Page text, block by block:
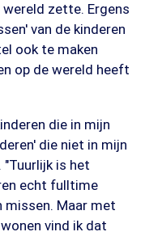
wereld zette. Ergens
van de kinderen
ook te maken
op de wereld heeft
die in mijn
die niet in mijn
"Tuurlijk is het
echt fulltime
missen. Maar met
vind ik dat